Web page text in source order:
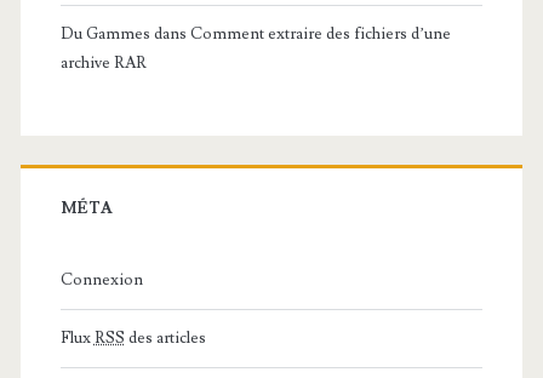
Du Gammes dans Comment extraire des fichiers d’une
archive RAR
MÉTA
Connexion
FluxRSS des articles